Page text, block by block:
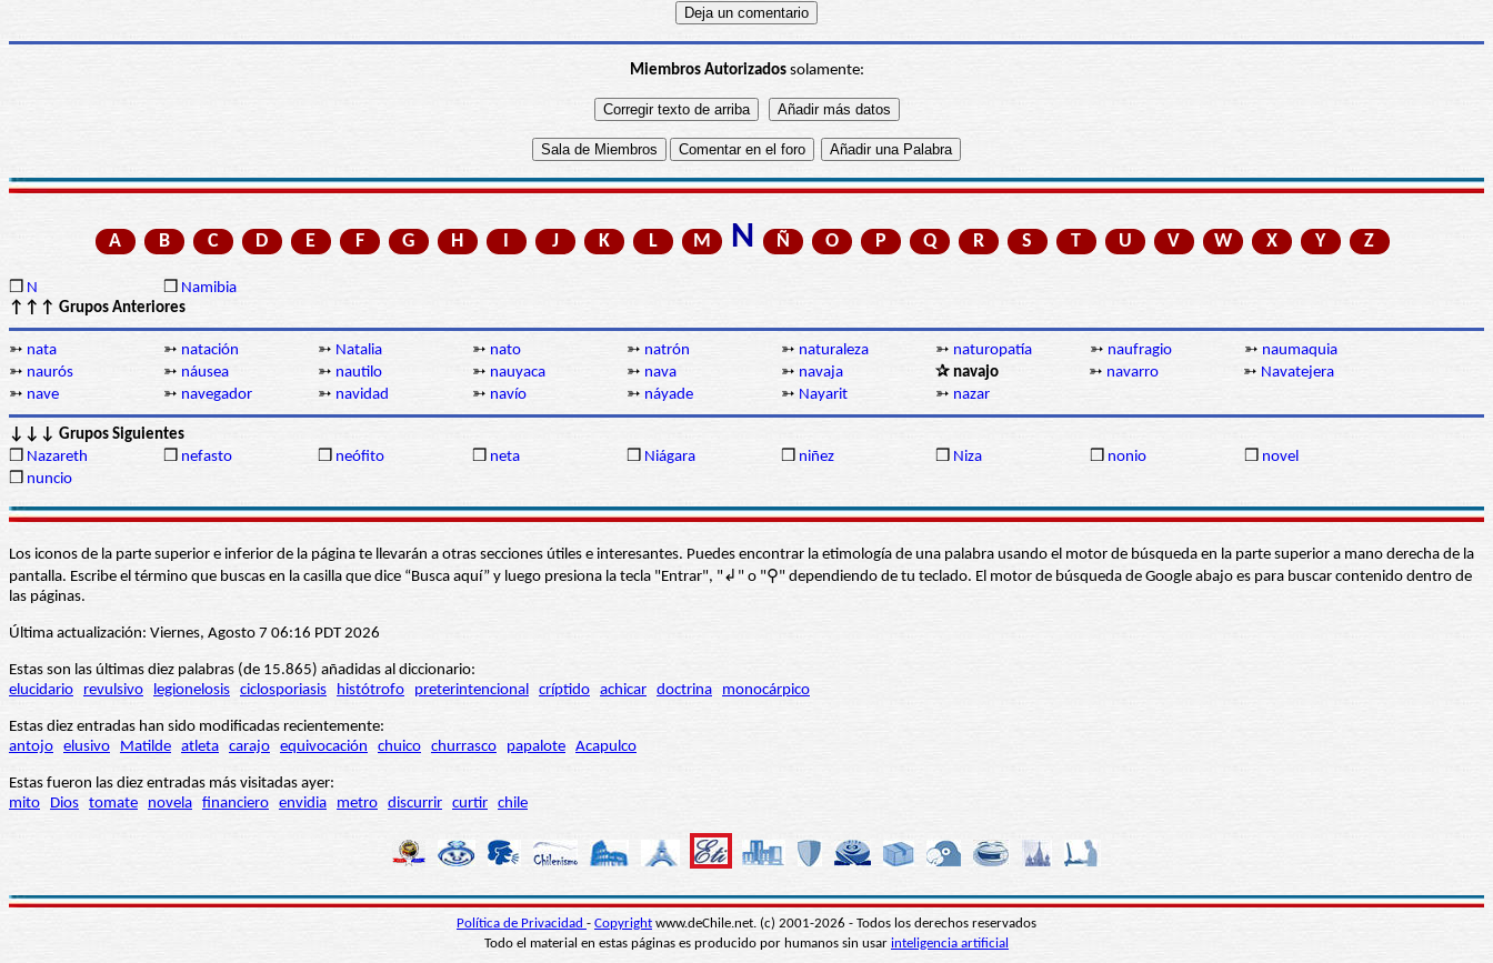
Miembros Autorizadossolamente:
A B C D E F G H I J K L M N Ñ O P Q R S T U V W X Y Z
❒ N ❒ Namibia
↑↑↑ Grupos Anteriores
➳ nata ➳ natación ➳ Natalia ➳ nato ➳ natrón ➳ naturaleza ➳ naturopatía ➳ naufragio ➳ naumaquia
➳ naurós ➳ náusea ➳ nautilo ➳ nauyaca ➳ nava ➳ navaja ✰ navajo ➳ navarro ➳ Navatejera
➳ nave ➳ navegador ➳ navidad ➳ navío ➳ náyade ➳ Nayarit ➳ nazar
↓↓↓ Grupos Siguientes
❒ Nazareth ❒ nefasto ❒ neófito ❒ neta ❒ Niágara ❒ niñez ❒ Niza ❒ nonio ❒ novel
❒ nuncio
Los iconos de la parte superior e inferior de la página te llevarán a otras secciones útiles e interesantes. Puedes encontrar la etimología de una palabra usando el motor de búsqueda en la parte superior a mano derecha de la
pantalla. Escribe el término que buscas en la casilla que dice “Busca aquí” y luego presiona la tecla "Entrar", "↲" o "⚲" dependiendo de tu teclado. El motor de búsqueda de Google abajo es para buscar contenido dentro de
las páginas.
Última actualización: Viernes, Agosto 7 06:16 PDT 2026
Estas son las últimas diez palabras (de 15.865) añadidas al diccionario:
elucidario
revulsivo legionelosis ciclosporiasis histótrofo preterintencional críptido achicar doctrina monocárpico
Estas diez entradas han sido modificadas recientemente:
antojo elusivo Matilde atleta carajo equivocación chuico churrasco papalote Acapulco
Estas fueron las diez entradas más visitadas ayer:
mito
Dios tomate novela financiero envidia metro discurrir curtir chile
Política de Privacidad - Copyright www.deChile.net. (c) 2001-2026 - Todos los derechos reservados
Todo el material en estas páginas es producido por humanos sin usar inteligencia artificial